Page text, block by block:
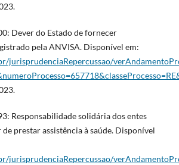
Dever do Estado de fornecer
pela ANVISA. Disponível em:
jurisprudenciaRepercussao/
Responsabilidade solidária dos entes
prestar assistência à saúde. Disponível
jurisprudenciaRepercussao/